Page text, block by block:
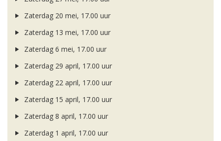
Zaterdag 20 mei, 17.00 uur
Zaterdag 13 mei, 17.00 uur
Zaterdag 6 mei, 17.00 uur
Zaterdag 29 april, 17.00 uur
Zaterdag 22 april, 17.00 uur
Zaterdag 15 april, 17.00 uur
Zaterdag 8 april, 17.00 uur
Zaterdag 1 april, 17.00 uur